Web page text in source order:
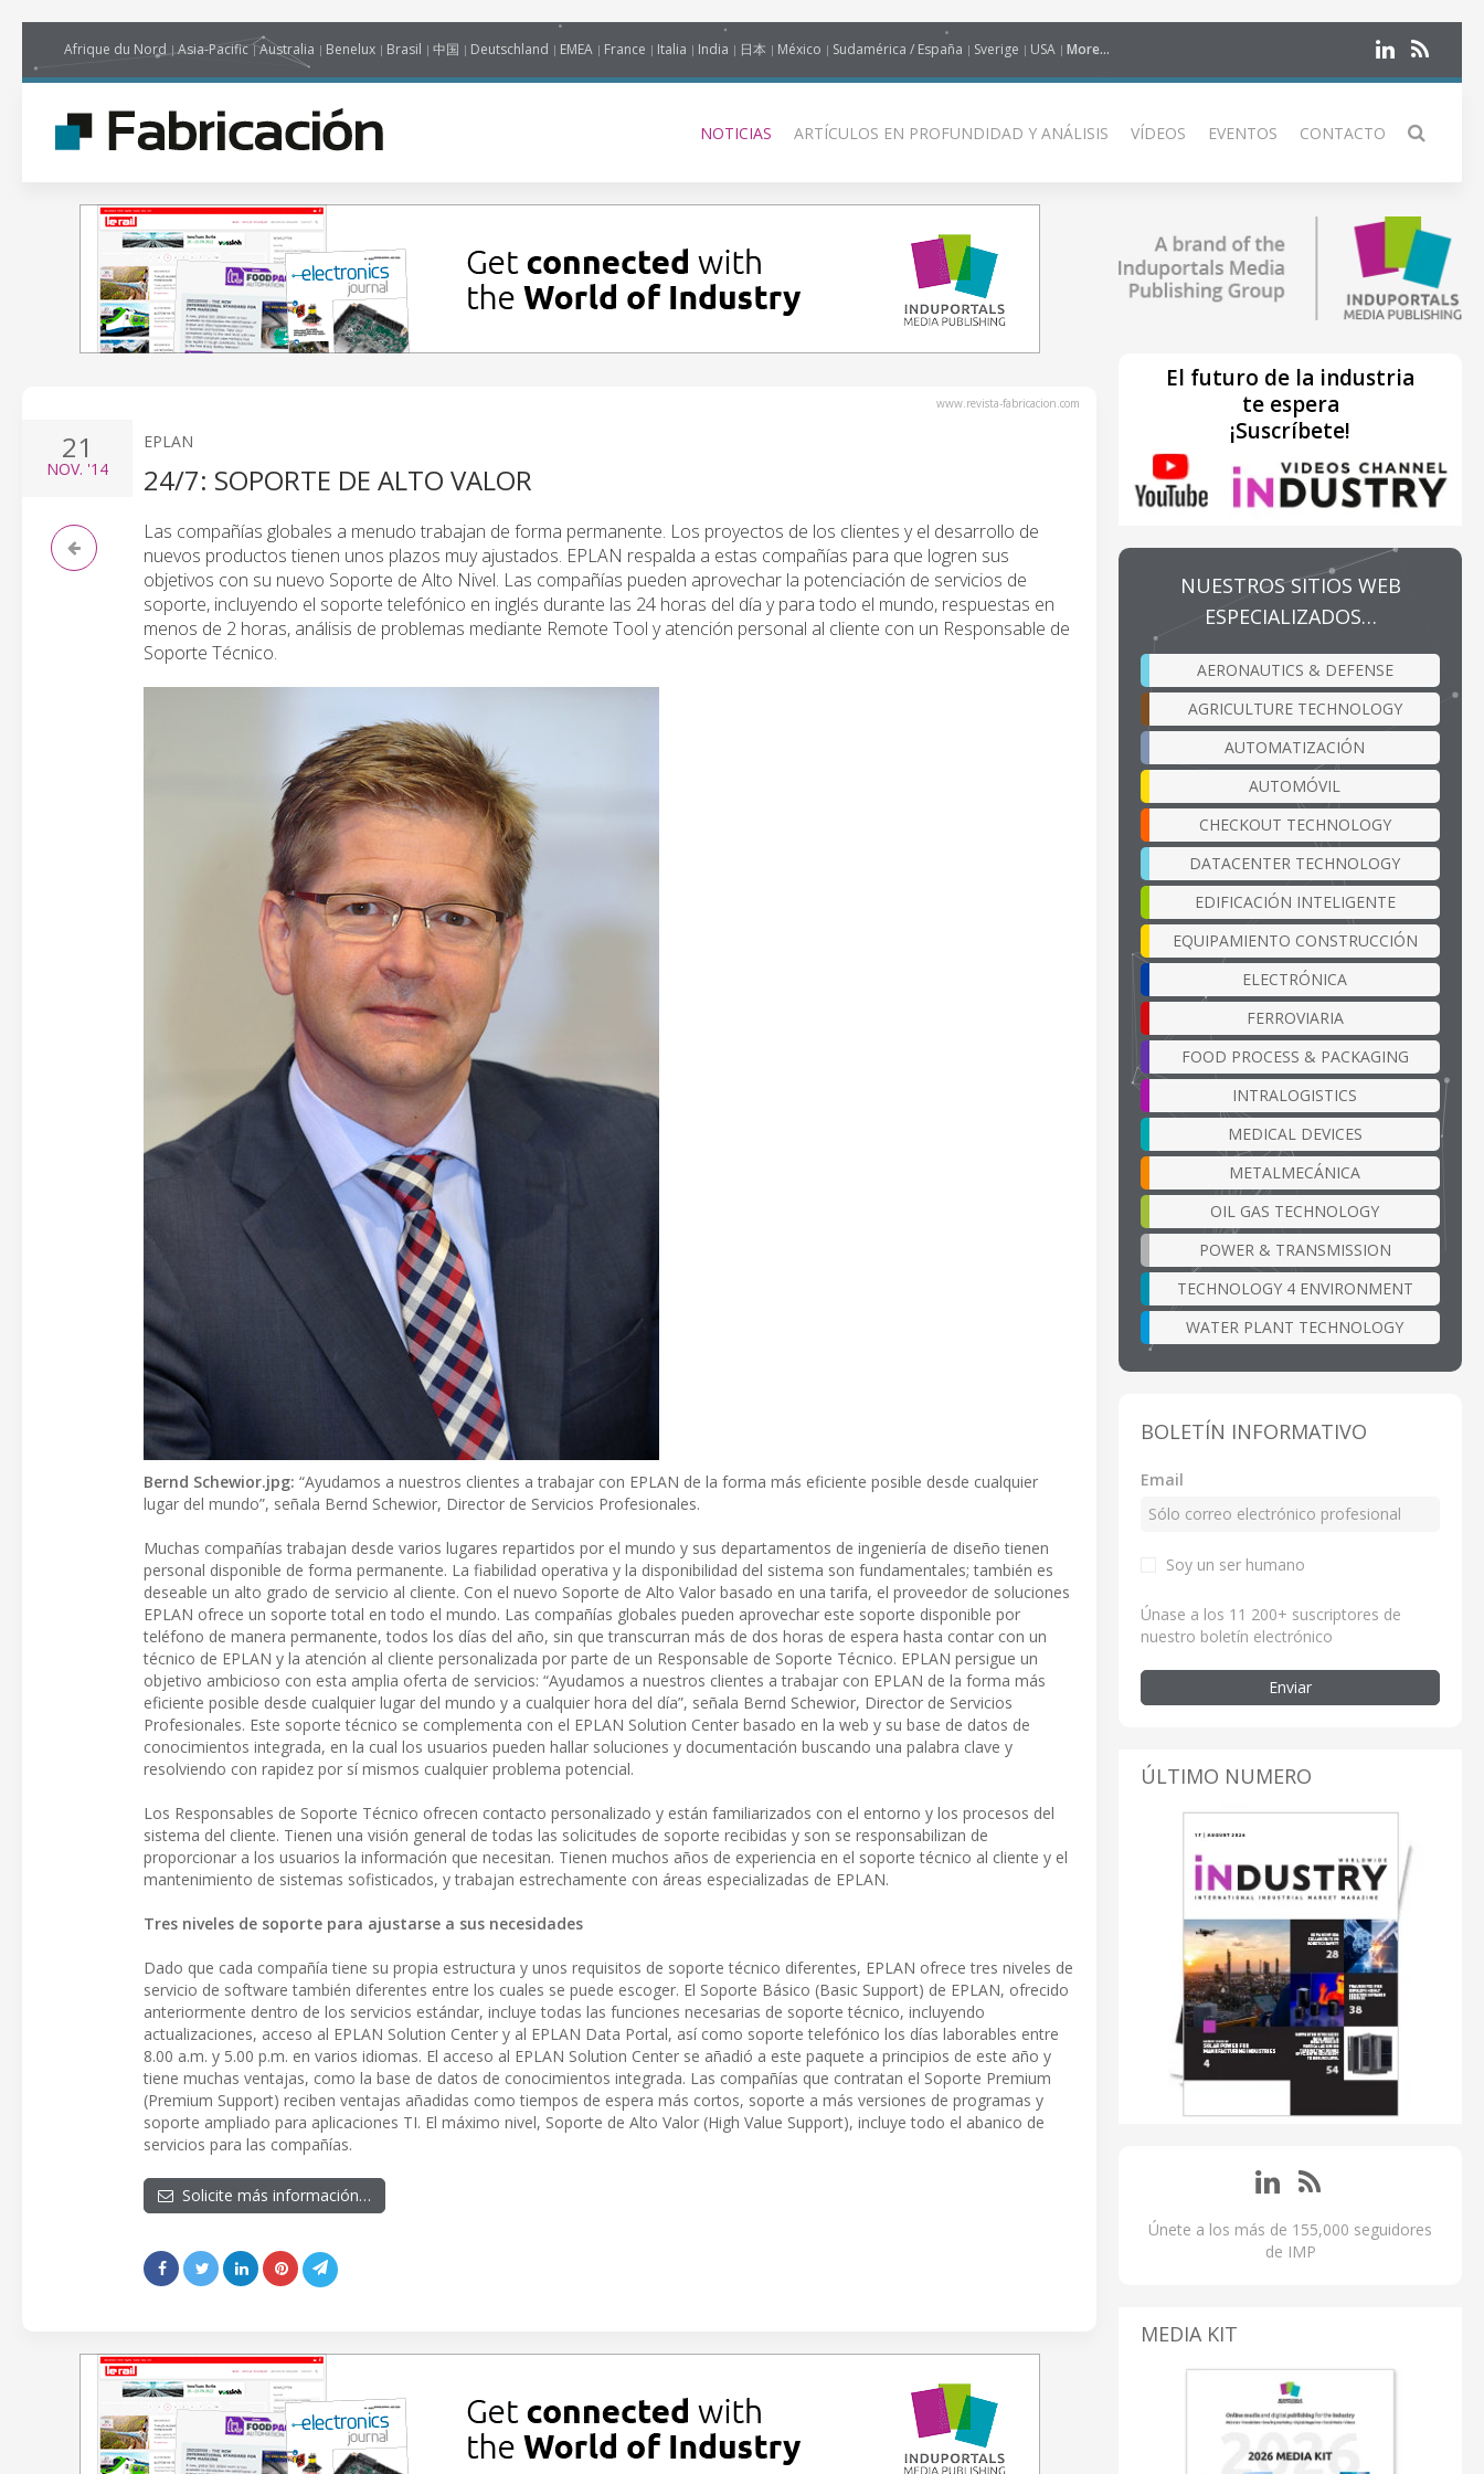
Afrique du Nord Asia-Pacific Australia Benelux Brasil 中国 Deutschland EMEA France Italia India 日本 México Sudamérica / España Sverige USA More...
NOTICIAS ARTÍCULOS EN PROFUNDIDAD Y ANÁLISIS VÍDEOS EVENTOS CONTACTO
www.revista-fabricacion.com
21
NOV. '14
EPLAN
24/7: SOPORTE DE ALTO VALOR
Las compañías globales a menudo trabajan de forma permanente. Los proyectos de los clientes y el desarrollo de
nuevos productos tienen unos plazos muy ajustados. EPLAN respalda a estas compañías para que logren sus
objetivos con su nuevo Soporte de Alto Nivel. Las compañías pueden aprovechar la potenciación de servicios de
soporte, incluyendo el soporte telefónico en inglés durante las 24 horas del día y para todo el mundo, respuestas en
menos de 2 horas, análisis de problemas mediante Remote Tool y atención personal al cliente con un Responsable de
Soporte Técnico.
Bernd Schewior.jpg: “Ayudamos a nuestros clientes a trabajar con EPLAN de la forma más eficiente posible desde cualquier
lugar del mundo”, señala Bernd Schewior, Director de Servicios Profesionales.
Muchas compañías trabajan desde varios lugares repartidos por el mundo y sus departamentos de ingeniería de diseño tienen
personal disponible de forma permanente. La fiabilidad operativa y la disponibilidad del sistema son fundamentales; también es
deseable un alto grado de servicio al cliente. Con el nuevo Soporte de Alto Valor basado en una tarifa, el proveedor de soluciones
EPLAN ofrece un soporte total en todo el mundo. Las compañías globales pueden aprovechar este soporte disponible por
teléfono de manera permanente, todos los días del año, sin que transcurran más de dos horas de espera hasta contar con un
técnico de EPLAN y la atención al cliente personalizada por parte de un Responsable de Soporte Técnico. EPLAN persigue un
objetivo ambicioso con esta amplia oferta de servicios: “Ayudamos a nuestros clientes a trabajar con EPLAN de la forma más
eficiente posible desde cualquier lugar del mundo y a cualquier hora del día”, señala Bernd Schewior, Director de Servicios
Profesionales. Este soporte técnico se complementa con el EPLAN Solution Center basado en la web y su base de datos de
conocimientos integrada, en la cual los usuarios pueden hallar soluciones y documentación buscando una palabra clave y
resolviendo con rapidez por sí mismos cualquier problema potencial.
Los Responsables de Soporte Técnico ofrecen contacto personalizado y están familiarizados con el entorno y los procesos del
sistema del cliente. Tienen una visión general de todas las solicitudes de soporte recibidas y son se responsabilizan de
proporcionar a los usuarios la información que necesitan. Tienen muchos años de experiencia en el soporte técnico al cliente y el
mantenimiento de sistemas sofisticados, y trabajan estrechamente con áreas especializadas de EPLAN.
Tres niveles de soporte para ajustarse a sus necesidades
Dado que cada compañía tiene su propia estructura y unos requisitos de soporte técnico diferentes, EPLAN ofrece tres niveles de
servicio de software también diferentes entre los cuales se puede escoger. El Soporte Básico (Basic Support) de EPLAN, ofrecido
anteriormente dentro de los servicios estándar, incluye todas las funciones necesarias de soporte técnico, incluyendo
actualizaciones, acceso al EPLAN Solution Center y al EPLAN Data Portal, así como soporte telefónico los días laborables entre
8.00 a.m. y 5.00 p.m. en varios idiomas. El acceso al EPLAN Solution Center se añadió a este paquete a principios de este año y
tiene muchas ventajas, como la base de datos de conocimientos integrada. Las compañías que contratan el Soporte Premium
(Premium Support) reciben ventajas añadidas como tiempos de espera más cortos, soporte a más versiones de programas y
soporte ampliado para aplicaciones TI. El máximo nivel, Soporte de Alto Valor (High Value Support), incluye todo el abanico de
servicios para las compañías.
Solicite más información…
El futuro de la industria
te espera
¡Suscríbete!
NUESTROS SITIOS WEB
ESPECIALIZADOS…
AERONAUTICS & DEFENSE
AGRICULTURE TECHNOLOGY
AUTOMATIZACIÓN
AUTOMÓVIL
CHECKOUT TECHNOLOGY
DATACENTER TECHNOLOGY
EDIFICACIÓN INTELIGENTE
EQUIPAMIENTO CONSTRUCCIÓN
ELECTRÓNICA
FERROVIARIA
FOOD PROCESS & PACKAGING
INTRALOGISTICS
MEDICAL DEVICES
METALMECÁNICA
OIL GAS TECHNOLOGY
POWER & TRANSMISSION
TECHNOLOGY 4 ENVIRONMENT
WATER PLANT TECHNOLOGY
BOLETÍN INFORMATIVO
Email
Soy un ser humano
Únase a los 11 200+ suscriptores de
nuestro boletín electrónico
Enviar
ÚLTIMO NUMERO
Únete a los más de 155,000 seguidores
de IMP
MEDIA KIT